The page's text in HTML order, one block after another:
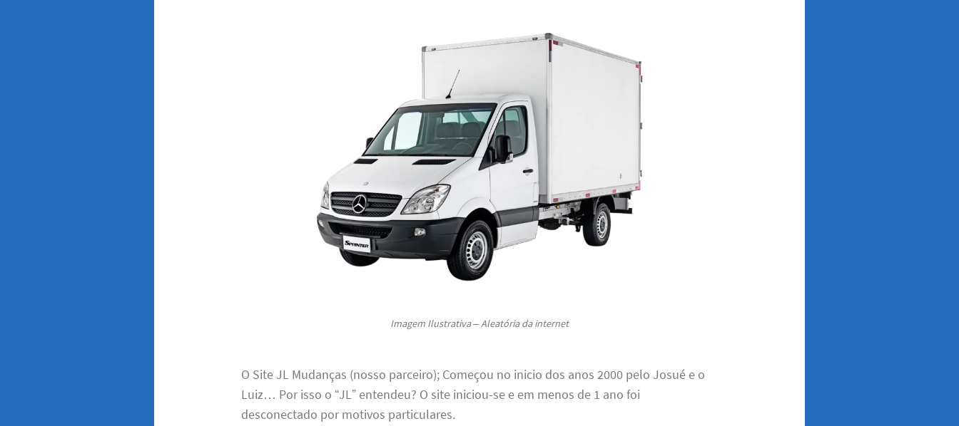
Imagem Ilustrativa – Aleatória da internet
O Site JL Mudanças (nosso parceiro); Começou no inicio dos anos 2000 pelo Josué e o
Luiz… Por isso o “JL” entendeu? O site iniciou-se e em menos de 1 ano foi
desconectado por motivos particulares.